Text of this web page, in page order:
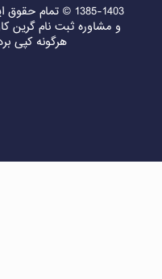
1385-1403 ©
و مشاوره ثبت نام گرین
هرگونه کپی